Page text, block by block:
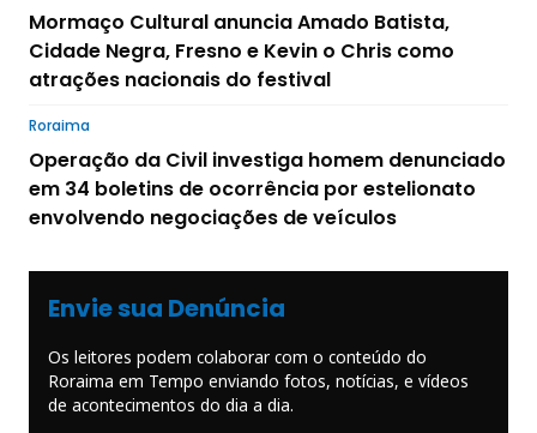
Mormaço Cultural anuncia Amado Batista,
Cidade Negra, Fresno e Kevin o Chris como
atrações nacionais do festival
Roraima
Operação da Civil investiga homem denunciado
em 34 boletins de ocorrência por estelionato
envolvendo negociações de veículos
Envie sua Denúncia
Os leitores podem colaborar com o conteúdo do
Roraima em Tempo enviando fotos, notícias, e vídeos
de acontecimentos do dia a dia.